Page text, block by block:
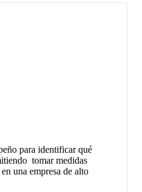
para identificar qué
tomar medidas
una empresa de alto